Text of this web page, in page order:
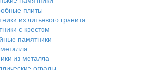
плиты
из литьевого гранита
с крестом
памятники
из металла
ограды